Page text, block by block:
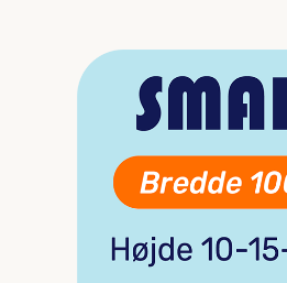
Spring over billedgalleri
Læs mere